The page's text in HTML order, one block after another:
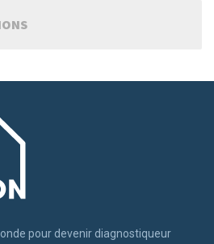
pour devenir diagnostiqueur